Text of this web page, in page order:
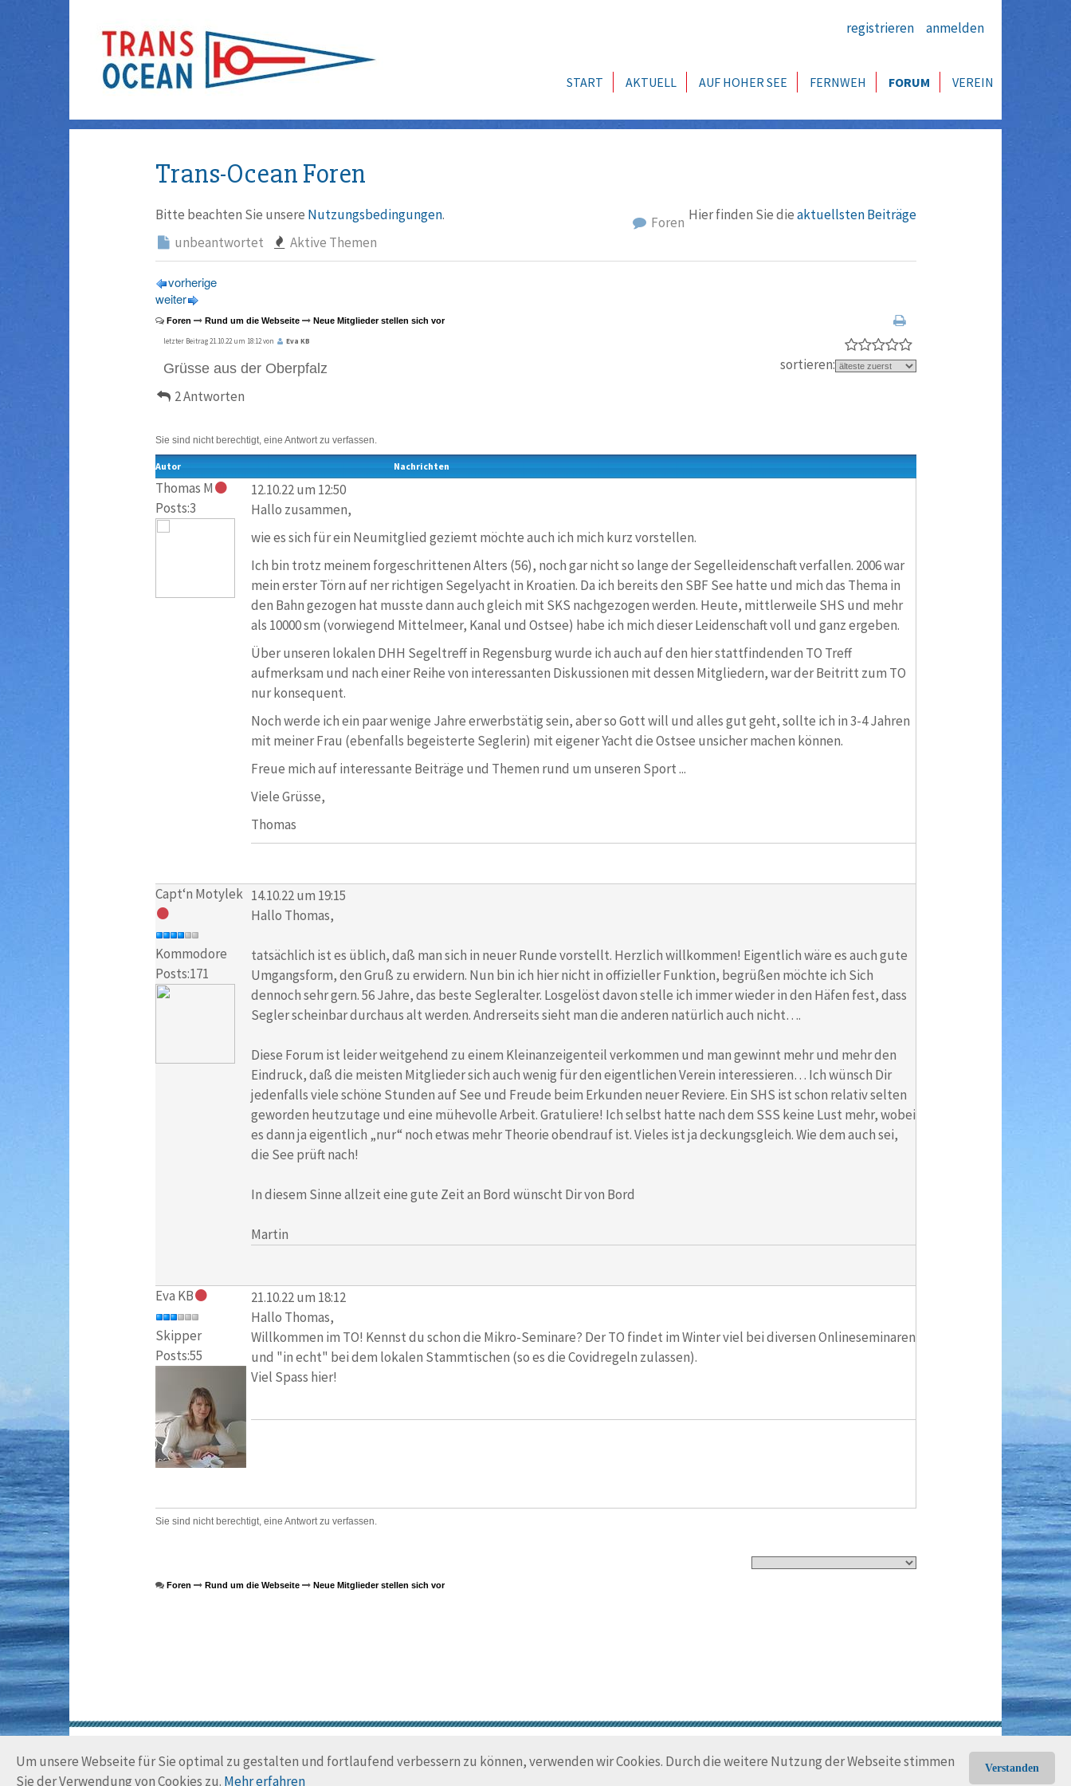
Verstanden
Um unsere Webseite für Sie optimal zu gestalten und fortlaufend verbessern zu können, verwenden wir Cookies. Durch die weitere Nutzung der Webseite stimmen
Sie der Verwendung von Cookies zu. Mehr erfahren
registrieren anmelden
START AKTUELL AUF HOHER SEE FERNWEH FORUM VEREIN
Trans-Ocean Foren
Bitte beachten Sie unsere Nutzungsbedingungen. Hier finden Sie dieaktuellsten Beiträge
Foren
unbeantwortet
Aktive Themen
vorherige
weiter
Foren Rund um die Webseite Neue Mitglieder stellen sich vor
letzter Beitrag 21.10.22 um 18:12 von Eva KB
Grüsse aus der Oberpfalz
2 Antworten
sortieren:
Sie sind nicht berechtigt, eine Antwort zu verfassen.
Autor Nachrichten
Thomas M
Posts:3
12.10.22 um 12:50
Hallo zusammen,
wie es sich für ein Neumitglied geziemt möchte auch ich mich kurz vorstellen.
Ich bin trotz meinem forgeschrittenen Alters (56), noch gar nicht so lange der Segelleidenschaft verfallen. 2006 war
mein erster Törn auf ner richtigen Segelyacht in Kroatien. Da ich bereits den SBF See hatte und mich das Thema in
den Bahn gezogen hat musste dann auch gleich mit SKS nachgezogen werden. Heute, mittlerweile SHS und mehr
als 10000 sm (vorwiegend Mittelmeer, Kanal und Ostsee) habe ich mich dieser Leidenschaft voll und ganz ergeben.
Über unseren lokalen DHH Segeltreff in Regensburg wurde ich auch auf den hier stattfindenden TO Treff
aufmerksam und nach einer Reihe von interessanten Diskussionen mit dessen Mitgliedern, war der Beitritt zum TO
nur konsequent.
Noch werde ich ein paar wenige Jahre erwerbstätig sein, aber so Gott will und alles gut geht, sollte ich in 3-4 Jahren
mit meiner Frau (ebenfalls begeisterte Seglerin) mit eigener Yacht die Ostsee unsicher machen können.
Freue mich auf interessante Beiträge und Themen rund um unseren Sport ...
Viele Grüsse,
Thomas
Capt‘n Motylek
Kommodore
Posts:171
14.10.22 um 19:15
Hallo Thomas,
tatsächlich ist es üblich, daß man sich in neuer Runde vorstellt. Herzlich willkommen! Eigentlich wäre es auch gute
Umgangsform, den Gruß zu erwidern. Nun bin ich hier nicht in offizieller Funktion, begrüßen möchte ich Sich
dennoch sehr gern. 56 Jahre, das beste Segleralter. Losgelöst davon stelle ich immer wieder in den Häfen fest, dass
Segler scheinbar durchaus alt werden. Andrerseits sieht man die anderen natürlich auch nicht….
Diese Forum ist leider weitgehend zu einem Kleinanzeigenteil verkommen und man gewinnt mehr und mehr den
Eindruck, daß die meisten Mitglieder sich auch wenig für den eigentlichen Verein interessieren… Ich wünsch Dir
jedenfalls viele schöne Stunden auf See und Freude beim Erkunden neuer Reviere. Ein SHS ist schon relativ selten
geworden heutzutage und eine mühevolle Arbeit. Gratuliere! Ich selbst hatte nach dem SSS keine Lust mehr, wobei
es dann ja eigentlich „nur“ noch etwas mehr Theorie obendrauf ist. Vieles ist ja deckungsgleich. Wie dem auch sei,
die See prüft nach!
In diesem Sinne allzeit eine gute Zeit an Bord wünscht Dir von Bord
Martin
Eva KB
Skipper
Posts:55
21.10.22 um 18:12
Hallo Thomas,
Willkommen im TO! Kennst du schon die Mikro-Seminare? Der TO findet im Winter viel bei diversen Onlineseminaren
und "in echt" bei dem lokalen Stammtischen (so es die Covidregeln zulassen).
Viel Spass hier!
Sie sind nicht berechtigt, eine Antwort zu verfassen.
Foren Rund um die Webseite Neue Mitglieder stellen sich vor